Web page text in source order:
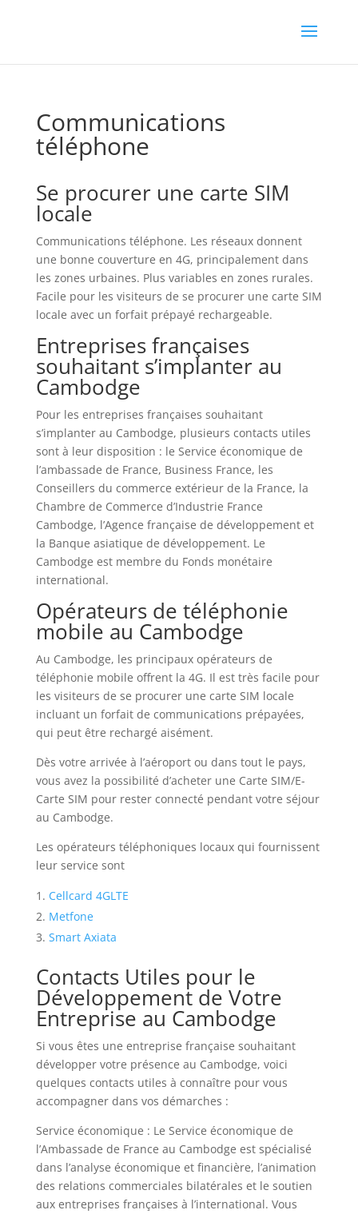
Communications
téléphone
Se procurer une carte SIM
locale
Communications téléphone. Les réseaux donnent
une bonne couverture en 4G, principalement dans
les zones urbaines. Plus variables en zones rurales.
Facile pour les visiteurs de se procurer une carte SIM
locale avec un forfait prépayé rechargeable.
Entreprises françaises
souhaitant s’implanter au
Cambodge
Pour les entreprises françaises souhaitant
s’implanter au Cambodge, plusieurs contacts utiles
sont à leur disposition : le Service économique de
l’ambassade de France, Business France, les
Conseillers du commerce extérieur de la France, la
Chambre de Commerce d’Industrie France
Cambodge, l’Agence française de développement et
la Banque asiatique de développement. Le
Cambodge est membre du Fonds monétaire
international.
Opérateurs de téléphonie
mobile au Cambodge
Au Cambodge, les principaux opérateurs de
téléphonie mobile offrent la 4G. Il est très facile pour
les visiteurs de se procurer une carte SIM locale
incluant un forfait de communications prépayées,
qui peut être rechargé aisément.
Dès votre arrivée à l’aéroport ou dans tout le pays,
vous avez la possibilité d’acheter une Carte SIM/E-
Carte SIM pour rester connecté pendant votre séjour
au Cambodge.
Les opérateurs téléphoniques locaux qui fournissent
leur service sont
Cellcard 4GLTE
Metfone
Smart Axiata
Contacts Utiles pour le
Développement de Votre
Entreprise au Cambodge
Si vous êtes une entreprise française souhaitant
développer votre présence au Cambodge, voici
quelques contacts utiles à connaître pour vous
accompagner dans vos démarches :
Service économique : Le Service économique de
l’Ambassade de France au Cambodge est spécialisé
dans l’analyse économique et financière, l’animation
des relations commerciales bilatérales et le soutien
aux entreprises françaises à l’international. Vous